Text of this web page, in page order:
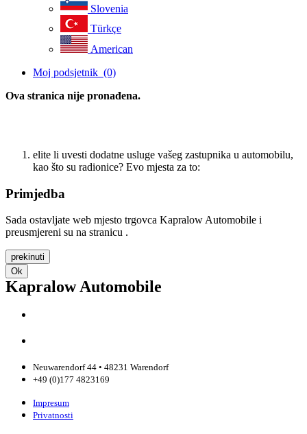
Slovenia
Türkçe
American
Moj podsjetnik (0)
Ova stranica nije pronađena.
elite li uvesti dodatne usluge vašeg zastupnika u automobilu,
kao što su radionice? Evo mjesta za to:
Primjedba
Sada ostavljate web mjesto trgovca Kapralow Automobile i
preusmjereni su na stranicu .
prekinuti
Ok
Kapralow Automobile
Neuwarendorf 44 • 48231 Warendorf
+49 (0)177 4823169
Impresum
Privatnosti